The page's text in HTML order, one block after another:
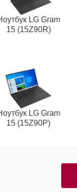
LG Gram
15 (15Z90R)
LG Gram
15 (15Z90P)